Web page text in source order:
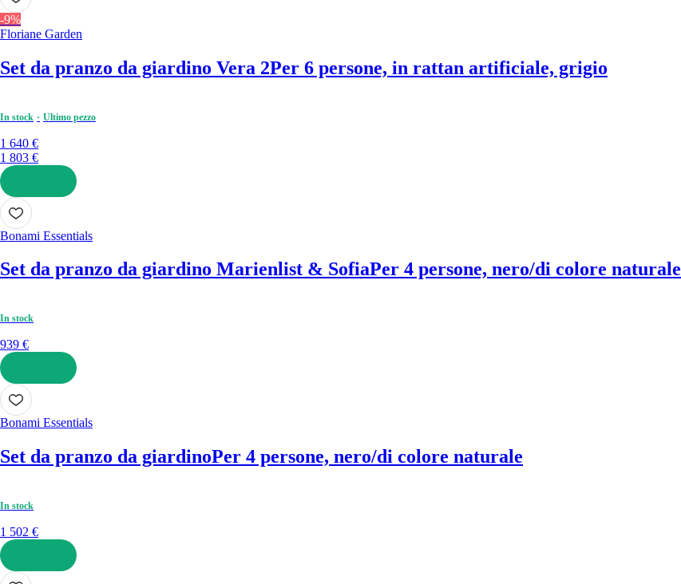
-9%
Floriane Garden
Set da pranzo da giardino Vera 2Per 6 persone, in rattan artificiale, grigio
In stock Ultimo pezzo
1 640 €
1 803 €
AGGIUNGI
Bonami Essentials
Set da pranzo da giardino Marienlist & SofiaPer 4 persone, nero/di colore naturale
In stock
939 €
AGGIUNGI
Bonami Essentials
Set da pranzo da giardinoPer 4 persone, nero/di colore naturale
In stock
1 502 €
AGGIUNGI